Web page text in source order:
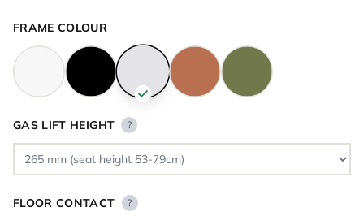
FRAME COLOUR
GAS LIFT HEIGHT ?
FLOOR CONTACT ?